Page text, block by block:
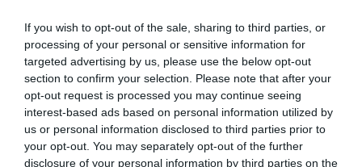
If you wish to opt-out of the sale, sharing to third parties, or
processing of your personal or sensitive information for
targeted advertising by us, please use the below opt-out
section to confirm your selection. Please note that after your
opt-out request is processed you may continue seeing
interest-based ads based on personal information utilized by
us or personal information disclosed to third parties prior to
your opt-out. You may separately opt-out of the further
disclosure of your personal information by third parties on the
povinnosti Provozovatele,
pro účel podle písm. C) výše budou osobní údaje
zpracovávány do uplynutí 4. kalendářního roku
následujícího po skončení záruční doby podle
smlouvy (pokud byla ve smlouvě dohodnuta
záruka za jakost), nejméně však do uplynutí 5.
kalendářního roku následujícího po zániku
závazků ze smlouvy,